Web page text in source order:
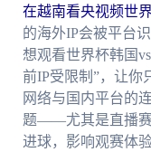
在越南看央视频世
的海外IP会被平台
想观看世界杯韩国
前IP受限制”，让你
网络与国内平台的
题——尤其是直播赛
进球，影响观赛体验